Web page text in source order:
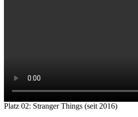
Platz 02: Stranger Things (seit 2016)